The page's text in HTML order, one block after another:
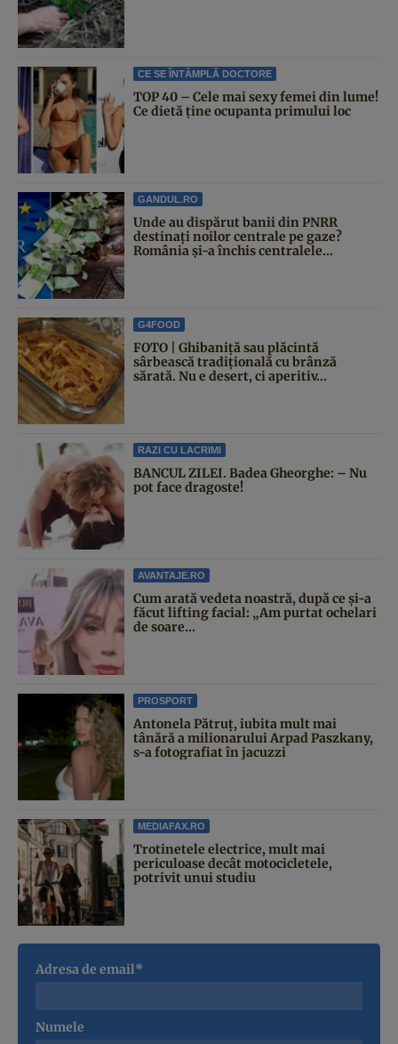
CE SE ÎNTÂMPLĂ DOCTORE
TOP 40 – Cele mai sexy femei din lume!
Ce dietă ține ocupanta primului loc
GANDUL.RO
Unde au dispărut banii din PNRR
destinați noilor centrale pe gaze?
România și-a închis centralele...
G4FOOD
FOTO | Ghibaniță sau plăcintă
sârbească tradițională cu brânză
sărată. Nu e desert, ci aperitiv...
RAZI CU LACRIMI
BANCUL ZILEI. Badea Gheorghe: – Nu
pot face dragoste!
AVANTAJE.RO
Cum arată vedeta noastră, după ce și-a
făcut lifting facial: „Am purtat ochelari
de soare...
PROSPORT
Antonela Pătruț, iubita mult mai
tânără a milionarului Arpad Paszkany,
s-a fotografiat în jacuzzi
MEDIAFAX.RO
Trotinetele electrice, mult mai
periculoase decât motocicletele,
potrivit unui studiu
Adresa de email*
Numele